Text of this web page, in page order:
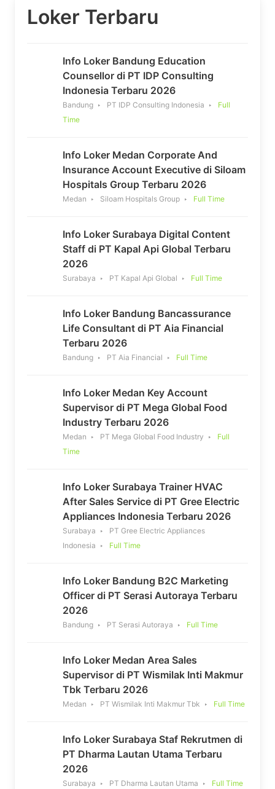
Loker Terbaru
Info Loker Bandung Education
Counsellor di PT IDP Consulting
Indonesia Terbaru 2026
Bandung PT IDP Consulting Indonesia
Full
Time
Info Loker Medan Corporate And
Insurance Account Executive di Siloam
Hospitals Group Terbaru 2026
Medan Siloam Hospitals Group Full Time
Info Loker Surabaya Digital Content
Staff di PT Kapal Api Global Terbaru
2026
Surabaya PT Kapal Api Global Full Time
Info Loker Bandung Bancassurance
Life Consultant di PT Aia Financial
Terbaru 2026
Bandung PT Aia Financial Full Time
Info Loker Medan Key Account
Supervisor di PT Mega Global Food
Industry Terbaru 2026
Medan PT Mega Global Food Industry
Full
Time
Info Loker Surabaya Trainer HVAC
After Sales Service di PT Gree Electric
Appliances Indonesia Terbaru 2026
Surabaya
PT Gree Electric Appliances
Indonesia
Full Time
Info Loker Bandung B2C Marketing
Officer di PT Serasi Autoraya Terbaru
2026
Bandung PT Serasi Autoraya Full Time
Info Loker Medan Area Sales
Supervisor di PT Wismilak Inti Makmur
Tbk Terbaru 2026
Medan PT Wismilak Inti Makmur Tbk Full Time
Info Loker Surabaya Staf Rekrutmen di
PT Dharma Lautan Utama Terbaru
2026
Surabaya PT Dharma Lautan Utama Full Time